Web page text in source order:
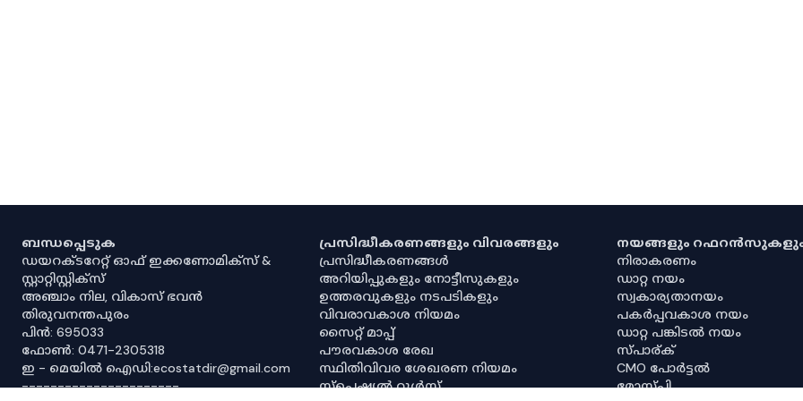
ബന്ധപ്പെടുക
ഡയറക്ടറേറ്റ് ഓഫ് ഇക്കണോമിക്സ് &
സ്റ്റാറ്റിസ്റ്റിക്സ്
അഞ്ചാം നില, വികാസ് ഭവൻ
തിരുവനന്തപുരം
പിൻ: 695033
ഫോൺ: 0471-2305318
ഇ - മെയിൽ ഐഡി:ecostatdir@gmail.com
----------------------
പ്രസിദ്ധീകരണങ്ങളും വിവരങ്ങളും
പ്രസിദ്ധീകരണങ്ങൾ
അറിയിപ്പുകളും നോട്ടീസുകളും
ഉത്തരവുകളും നടപടികളും
വിവരാവകാശ നിയമം
സൈറ്റ് മാപ്പ്
പൗരവകാശ രേഖ
സ്ഥിതിവിവര ശേഖരണ നിയമം
സ്‌പെഷ്യൽ റൂൾസ്
നയങ്ങളും
നിരാകരണം
ഡാറ്റ നയം
സ്വകാര്യതാനയം
പകർപ്പവകാശ നയം
ഡാറ്റ പങ്കിടൽ നയം
സ്പാര്ക്
CMO പോർട്ടൽ
മോസ്പി